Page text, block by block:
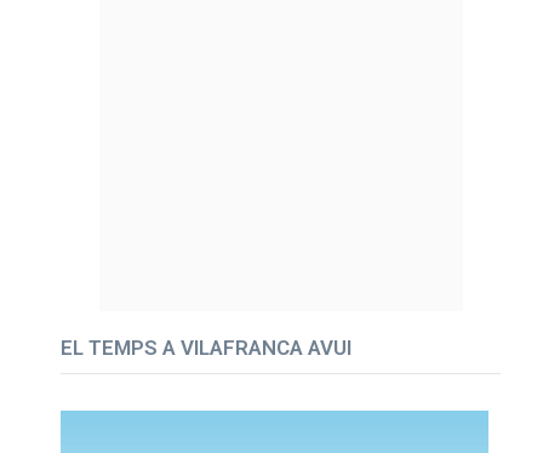
EL TEMPS A VILAFRANCA AVUI